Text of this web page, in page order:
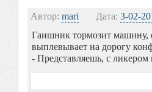
Автор: mari Дата: 3-02-
Гаишник тормозит машину,
выплевывает на дорогу
- Представляешь, с ликером